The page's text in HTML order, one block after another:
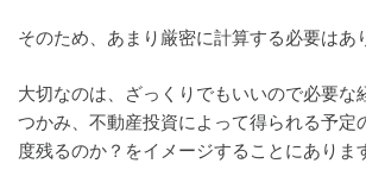
そのため、あまり厳密に計算する必要はあ
大切なのは、ざっくりでもいいので必要な
つかみ、不動産投資によって得られる予定
度残るのか？をイメージすることにありま